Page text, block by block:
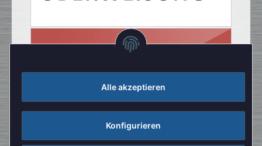
Alle akzeptieren
Konfigurieren